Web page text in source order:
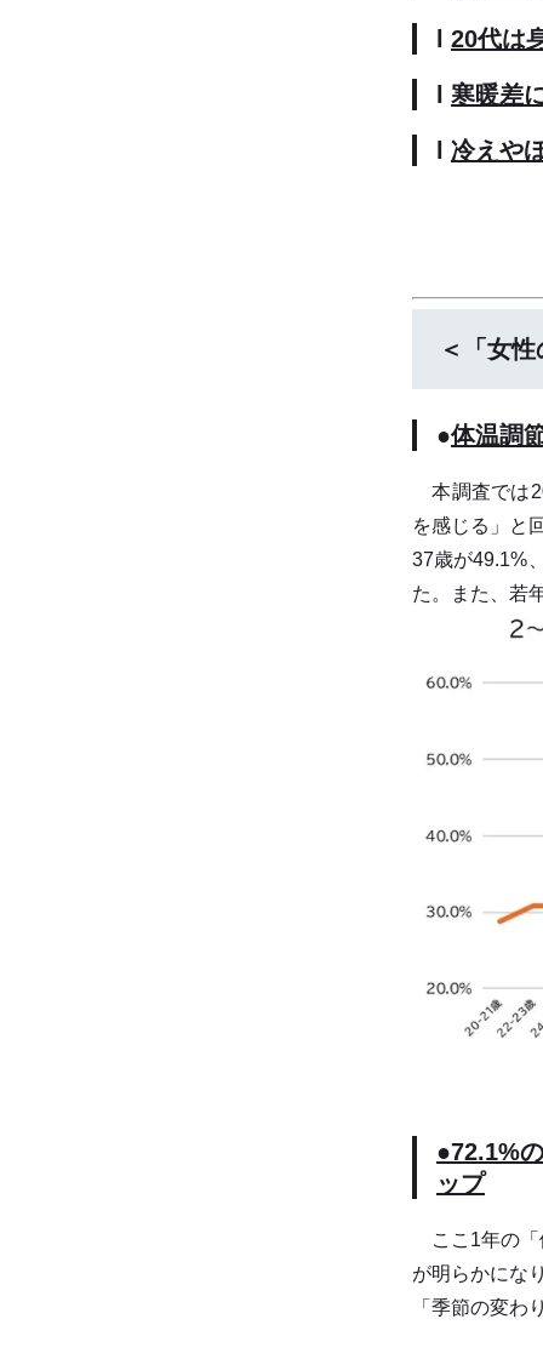
20代は
寒暖差
冷えや
＜「女
●体温調
本調査では
を感じる」と
37歳が49.1%
た。また、若
●72.1%
ップ
ここ1年の「
が明らかにな
「季節の変